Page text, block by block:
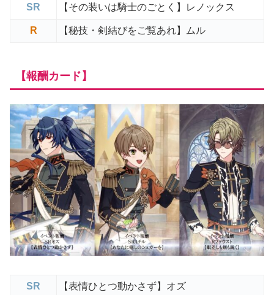
SR 【その装いは騎士のごとく】レノックス
R 【秘技・剣結びをご覧あれ】ムル
【報酬カード】
SR 【表情ひとつ動かさず】オズ